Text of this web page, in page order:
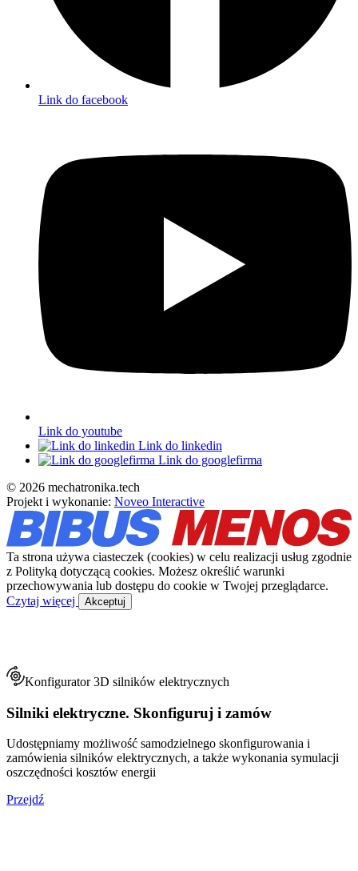
Link do facebook
Link do youtube
Link do linkedin
Link do googlefirma
© 2026 mechatronika.tech
Projekt i wykonanie: Noveo Interactive
Ta strona używa ciasteczek (cookies) w celu realizacji usług zgodnie
z Polityką dotyczącą cookies. Możesz określić warunki
przechowywania lub dostępu do cookie w Twojej przeglądarce.
Czytaj więcej
Akceptuj
Konfigurator 3D silników elektrycznych
Silniki elektryczne. Skonfiguruj i zamów
Udostępniamy możliwość samodzielnego skonfigurowania i
zamówienia silników elektrycznych, a także wykonania symulacji
oszczędności kosztów energii
Przejdź